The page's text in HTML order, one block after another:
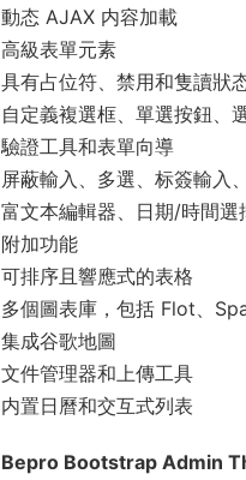
動态 AJAX 内容加載
高級表單元素
具有占位符、禁用和隻讀狀
自定義複選框、單選按鈕、
驗證工具和表單向導
屏蔽輸入、多選、标簽輸入、
富文本編輯器、日期/時間
附加功能
可排序且響應式的表格
多個圖表庫，包括 Flot、
集成谷歌地圖
文件管理器和上傳工具
内置日曆和交互式列表
Bepro Bootstrap Admin